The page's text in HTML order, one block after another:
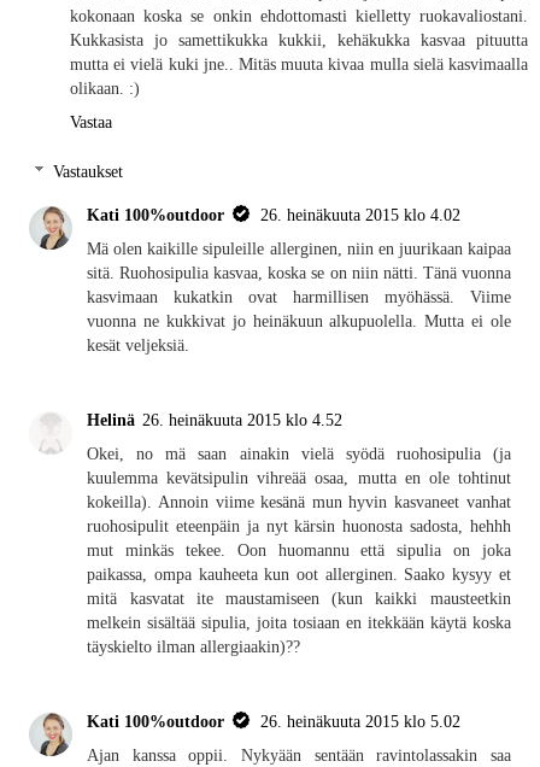
kokonaan koska se onkin ehdottomasti kielletty ruokavaliostani.
Kukkasista jo samettikukka kukkii, kehäkukka kasvaa pituutta
mutta ei vielä kuki jne.. Mitäs muuta kivaa mulla sielä kasvimaalla
olikaan. :)
Vastaa
Vastaukset
Kati 100%outdoor
26. heinäkuuta 2015 klo 4.02
Mä olen kaikille sipuleille allerginen, niin en juurikaan kaipaa
sitä. Ruohosipulia kasvaa, koska se on niin nätti. Tänä vuonna
kasvimaan kukatkin ovat harmillisen myöhässä. Viime
vuonna ne kukkivat jo heinäkuun alkupuolella. Mutta ei ole
kesät veljeksiä.
Helinä 26. heinäkuuta 2015 klo 4.52
Okei, no mä saan ainakin vielä syödä ruohosipulia (ja
kuulemma kevätsipulin vihreää osaa, mutta en ole tohtinut
kokeilla). Annoin viime kesänä mun hyvin kasvaneet vanhat
ruohosipulit eteenpäin ja nyt kärsin huonosta sadosta, hehhh
mut minkäs tekee. Oon huomannu että sipulia on joka
paikassa, ompa kauheeta kun oot allerginen. Saako kysyy et
mitä kasvatat ite maustamiseen (kun kaikki mausteetkin
melkein sisältää sipulia, joita tosiaan en itekkään käytä koska
täyskielto ilman allergiaakin)??
Kati 100%outdoor
26. heinäkuuta 2015 klo 5.02
Ajan kanssa oppii. Nykyään sentään ravintolassakin saa